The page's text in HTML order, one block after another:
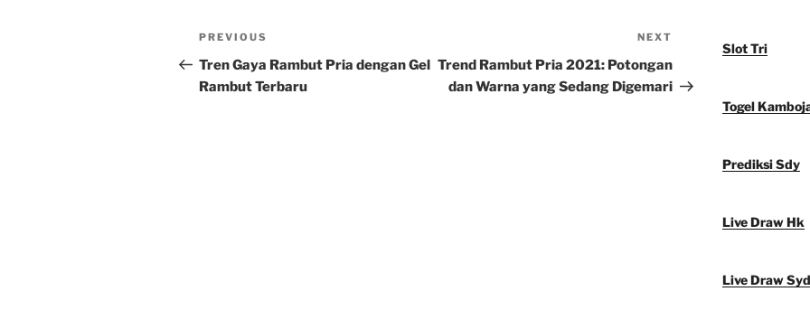
Post
navigation
Previous
Post
PREVIOUS
Tren Gaya Rambut Pria dengan Gel
Rambut Terbaru
Post
NEXT
Trend Rambut Pria 2021: Potongan
dan Warna yang Sedang Digemari
Slot Tri
Togel
Prediksi Sdy
Live Draw Hk
Live Draw